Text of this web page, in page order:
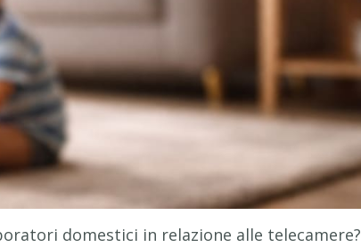
domestici in relazione alle telecamere?